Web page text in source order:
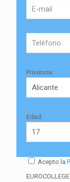
Provincia:
Edad:
Acepto la